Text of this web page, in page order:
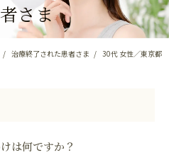
さま
治療終了された患者さま 30代 女性／東京都
は何ですか？